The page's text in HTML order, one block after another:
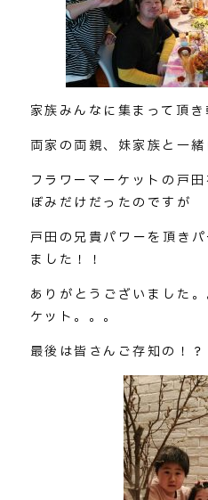
家族みんなに集まって頂き
両家の両親、妹家族と一
フラワーマーケットの戸
ぼみだけだったのですが
戸田の兄貴パワーを頂き
ました！！
ありがとうございました
ケット。。。
最後は皆さんご存知の！？